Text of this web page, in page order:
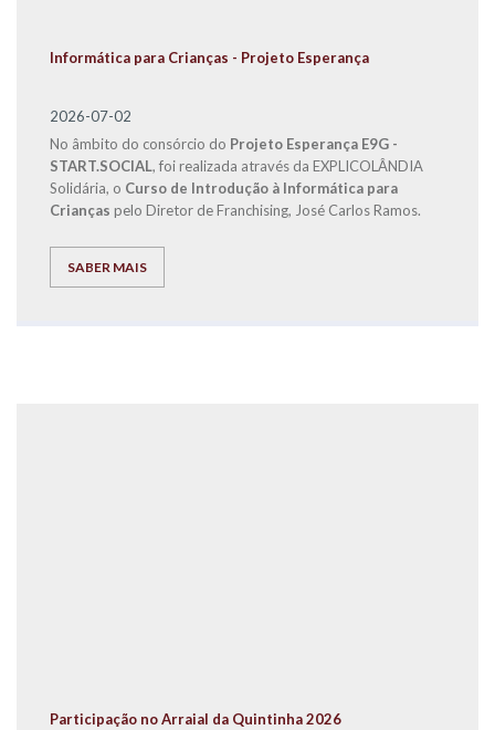
Informática para Crianças - Projeto Esperança
2026-07-02
No âmbito do consórcio do Projeto Esperança E9G -
START.SOCIAL, foi realizada através da EXPLICOLÂNDIA
Solidária, o Curso de Introdução à Informática para
Crianças pelo Diretor de Franchising, José Carlos Ramos.
SABER MAIS
Participação no Arraial da Quintinha 2026